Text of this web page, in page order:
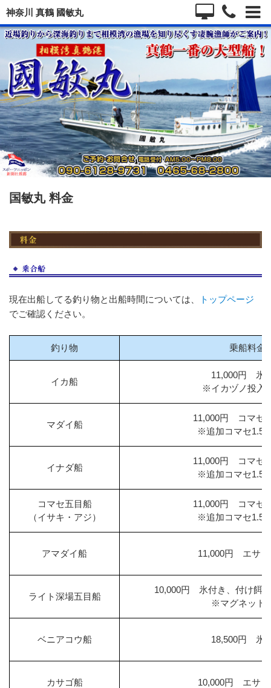
神奈川 真鶴 國敏丸
国敏丸 料金
現在出船してる釣り物と出船時間については、
トップページ
でご確認ください。
釣り物 乗船料金
イカ船
11,000円 氷
※イカヅノ投入
マダイ船
11,000円 コマセ
※追加コマセ
イナダ船
11,000円 コマセ
※追加コマセ
コマセ五目船
（イサキ・アジ）
11,000円 コマセ
※追加コマセ
アマダイ船 11,000円 エサ・
ライト深場五目船
10,000円 氷付き、付け餌
※マグネット
ベニアコウ船 18,500円 氷
カサゴ船 10,000円 エサ・